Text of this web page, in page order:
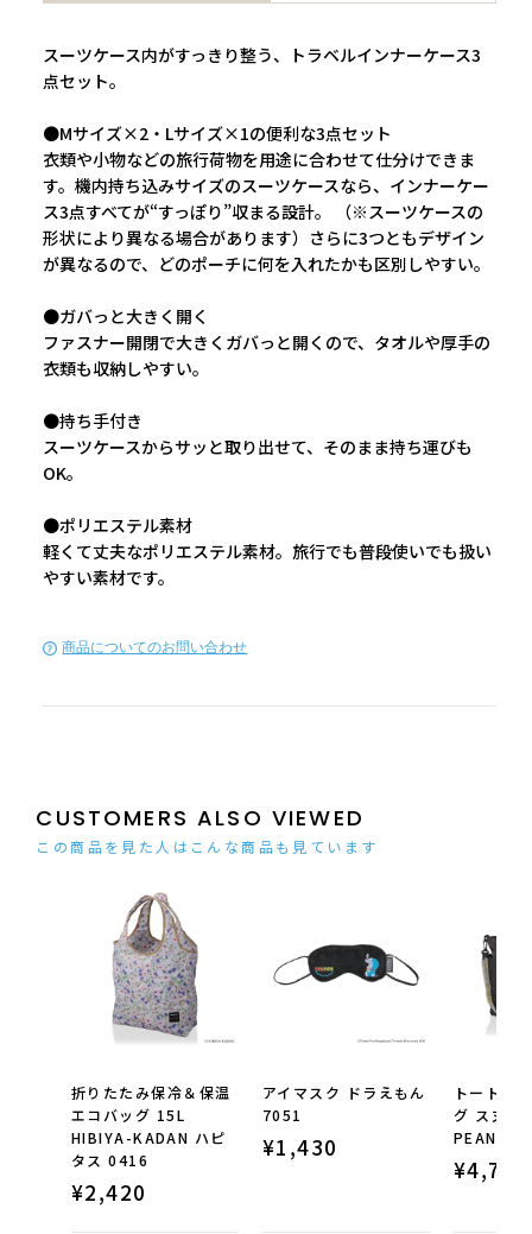
スーツケース内がすっきり整う、トラベルインナーケース3
点セット。
●Mサイズ×2・Lサイズ×1の便利な3点セット
衣類や小物などの旅行荷物を用途に合わせて仕分けできま
す。機内持ち込みサイズのスーツケースなら、インナーケー
ス3点すべてが“すっぽり”収まる設計。 （※スーツケースの
形状により異なる場合があります）さらに3つともデザイン
が異なるので、どのポーチに何を入れたかも区別しやすい。
●ガバっと大きく開く
ファスナー開閉で大きくガバっと開くので、タオルや厚手の
衣類も収納しやすい。
●持ち手付き
スーツケースからサッと取り出せて、そのまま持ち運びも
OK。
●ポリエステル素材
軽くて丈夫なポリエステル素材。旅行でも普段使いでも扱い
やすい素材です。
商品についてのお問い合わせ
この商品を見た人はこんな商品も見ています
CUSTOMERS ALSO VIEWED
折りたたみ保冷＆保温
エコバッグ 15L
HIBIYA-KADAN ハピ
タス 0416
¥2,420
アイマスク ドラえもん
7051
¥1,430
トートシ
グ スヌー
¥4,730